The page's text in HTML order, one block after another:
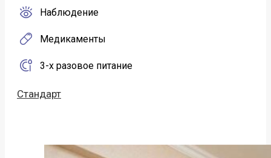
Наблюдение
Медикаменты
3-х разовое питание
Стандарт